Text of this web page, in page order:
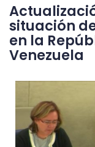
situación
en la
Venezuela